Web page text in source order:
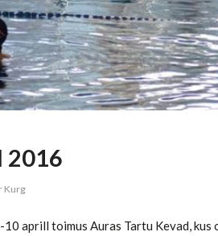
2016
Kurg
aprill toimus Auras Tartu Kevad,